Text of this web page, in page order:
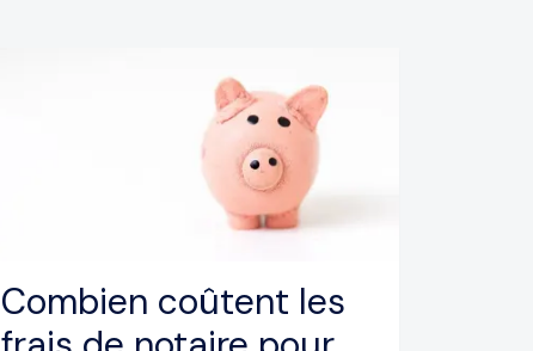
Combien coûtent les